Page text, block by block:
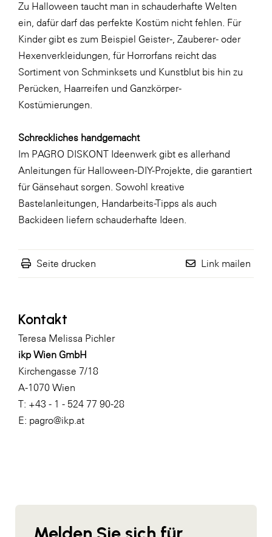
SERVICE&MORE
SKINUANCE®
Somfy
Sony DADC
SPIEGLTEC
Trend Micro
TAG GmbH
VALETTA
Verband Druck Medien Österreich
WKS Fachgruppe Fahrzeughandel und
Fahrzeugtechnik
Media
Zu Halloween taucht man in schauderhafte Welten
ein, dafür darf das perfekte Kostüm nicht fehlen. Für
Kinder gibt es zum Beispiel Geister-, Zauberer- oder
Hexenverkleidungen, für Horrorfans reicht das
Sortiment von Schminksets und Kunstblut bis hin zu
Perücken, Haarreifen und Ganzkörper-
Kostümierungen.
Schreckliches handgemacht
Im PAGRO DISKONT Ideenwerk gibt es allerhand
Anleitungen für Halloween-DIY-Projekte, die garantiert
für Gänsehaut sorgen. Sowohl kreative
Bastelanleitungen Handarbeits-Tipps als auch
Backideen liefern schauderhafte Ideen.
Seite drucken Link mailen
Kontakt
Teresa Melissa Pichler
ikp Wien GmbH
Kirchengasse 7/18
A-1070 Wien
T: +43 - 1 - 524 77 90-28
E: pagro@ikp.at